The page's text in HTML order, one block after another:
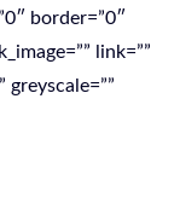
border=”0″
link=””
greyscale=””